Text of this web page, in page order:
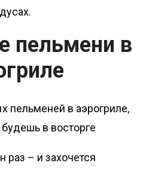
пельмени в
раз – и захочется